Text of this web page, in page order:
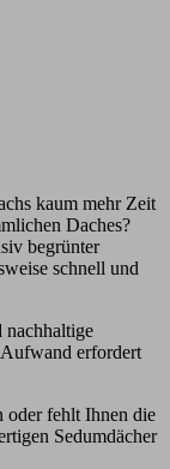
kaum mehr Zeit
Daches?
begrünter
schnell und
nachhaltige
erfordert
oder fehlt Ihnen die
Sedumdächer